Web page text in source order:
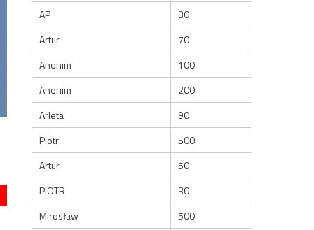
AP
30
Artur
70
Anonim
100
Anonim
200
Arleta
90
Piotr
500
Artur
50
PIOTR
30
Mirosław
500